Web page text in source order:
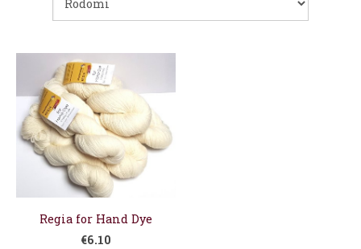
Regia for Hand Dye
€6.10